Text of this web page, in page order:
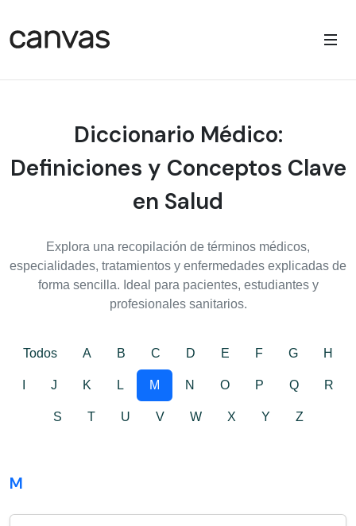
Diccionario Médico:
Definiciones y Conceptos Clave
en Salud
Explora una recopilación de términos médicos,
especialidades, tratamientos y enfermedades explicadas de
forma sencilla. Ideal para pacientes, estudiantes y
profesionales sanitarios.
Todos A B C D E F G H
J K L M N O P Q R
S T U V W X Y Z
M